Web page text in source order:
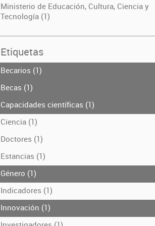
Ministerio de Educación, Cultura, Ciencia y
Tecnología (1)
Etiquetas
Becarios (1)
Becas (1)
Capacidades científicas (1)
Ciencia (1)
Doctores (1)
Estancias (1)
Género (1)
Indicadores (1)
Innovación (1)